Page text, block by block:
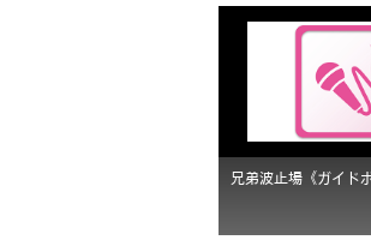
兄弟波止場《ガイド